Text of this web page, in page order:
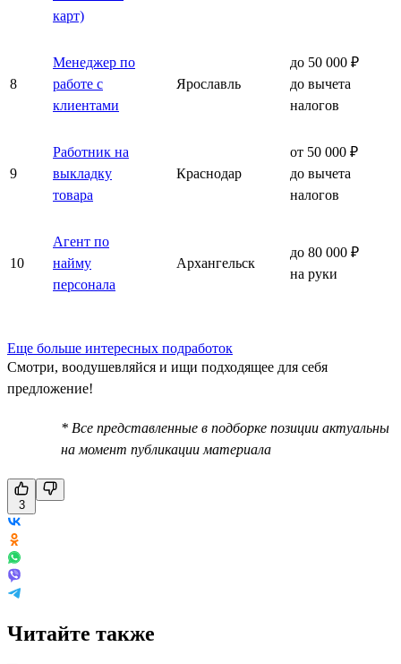
карт)
8
Менеджер по
работе с
клиентами
Ярославль
до 50 000 ₽
до вычета
налогов
9
Работник на
выкладку
товара
Краснодар
от 50 000 ₽
до вычета
налогов
10
Агент по
найму
персонала
Архангельск
до 80 000 ₽
на руки
Еще больше интересных подработок
Смотри, воодушевляйся и ищи подходящее для себя
предложение!
* Все представленные в подборке позиции актуальны
на момент публикации материала
3
Читайте также